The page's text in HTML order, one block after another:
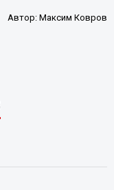
Автор:Максим Ковров